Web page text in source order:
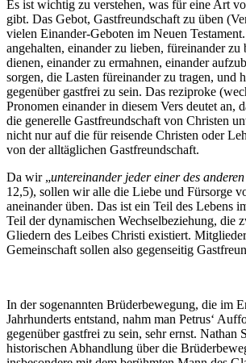
Es ist wichtig zu verstehen, was für eine Art
gibt. Das Gebot, Gastfreundschaft zu üben
vielen Einander­-Geboten im Neuen
angehalten, einander zu lieben, füreinander zu
dienen, einander zu ermahnen, einander
sorgen, die Lasten füreinander zu tragen, und
gegenüber gastfrei zu sein. Das reziproke
Pronomen einander in diesem Vers deutet an,
die generelle Gastfreundschaft von Christen
nicht nur auf die für reisende Christen oder
von der alltäglichen Gastfreundschaft.
Da wir „untereinander jeder einer des
12,5), sollen wir alle die Liebe und Fürsorge
aneinander üben. Das ist ein Teil des Lebens
Teil der dynamischen Wechselbeziehung, die
Gliedern des Leibes Christi existiert.
Gemeinschaft sollen also gegenseitig
In der sogenannten Brüderbewegung, die im
Jahrhunderts entstand, nahm man Petrus‘
gegenüber gastfrei zu sein, sehr ernst. Nathan
historischen Abhandlung über die